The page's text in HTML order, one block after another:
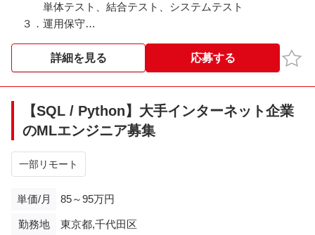
単体テスト、結合テスト、システムテスト
３．運用保守
＜作業時間＞
9:30～18:30
※※こちらの案件は現在募集を終了しております※※​
詳細を見る 応募する お気
【SQL / Python】大手インターネット企業
のMLエンジニア募集
一部リモート
単価/月 85～95万円
勤務地 東京都,千代田区